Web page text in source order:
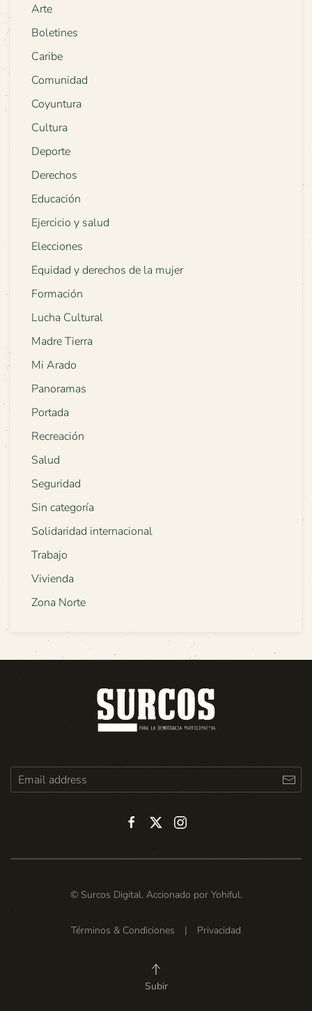
Arte
Boletines
Caribe
Comunidad
Coyuntura
Cultura
Deporte
Derechos
Educación
Ejercicio y salud
Elecciones
Equidad y derechos de la mujer
Formación
Lucha Cultural
Madre Tierra
Mi Arado
Panoramas
Portada
Recreación
Salud
Seguridad
Sin categoría
Solidaridad internacional
Trabajo
Vivienda
Zona Norte
© Surcos Digital. Accionado por Yohiful.
Términos & Condiciones | Privacidad
Subir